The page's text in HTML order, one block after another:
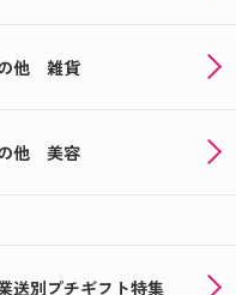
他 雑貨
他 美容
送別プチギフト特集